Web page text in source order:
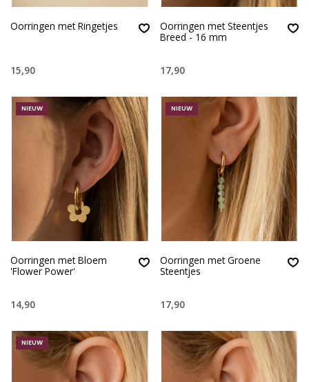
Oorringen met Ringetjes
15,90
Oorringen met Steentjes
Breed - 16 mm
17,90
NIEUW
Oorringen met Bloem
'Flower Power'
14,90
NIEUW
Oorringen met Groene
Steentjes
17,90
NIEUW